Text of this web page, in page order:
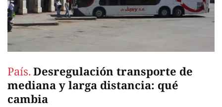
País. Desregulación transporte de
mediana y larga distancia: qué
cambia